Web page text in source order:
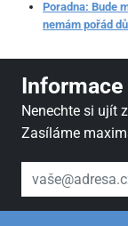
Poradna: Bude
nemám pořád
Nenechte si ujít
Zasíláme
váš email